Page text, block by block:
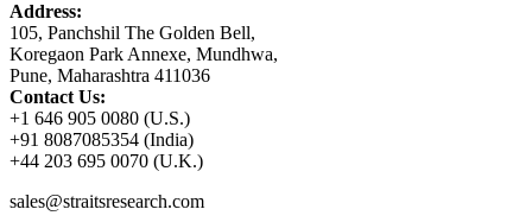
Address:
105, Panchshil The Golden Bell,
Koregaon Park Annexe, Mundhwa,
Pune, Maharashtra 411036
Contact Us:
+1 646 905 0080 (U.S.)
+91 8087085354 (India)
+44 203 695 0070 (U.K.)
sales@straitsresearch.com